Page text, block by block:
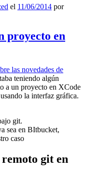
el 11/06/2014 por
proyecto en
las novedades de
teniendo algún
a un proyecto en XCode
la interfaz gráfica.
git.
sea en BItbucket,
caso
git en